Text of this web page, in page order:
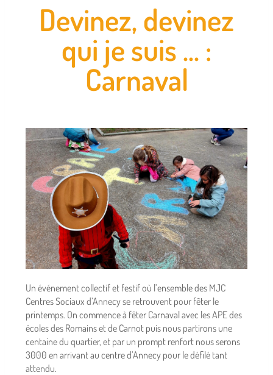
Devinez, devinez
qui je suis ... :
Carnaval
Un événement collectif et festif où l’ensemble des MJC
Centres Sociaux d’Annecy se retrouvent pour fêter le
printemps. On commence à fêter Carnaval avec les APE des
écoles des Romains et de Carnot puis nous partirons une
centaine du quartier, et par un prompt renfort nous serons
3000 en arrivant au centre d’Annecy pour le défilé tant
attendu.